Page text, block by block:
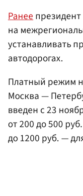
Ранее
на
устанавливать
автодорогах.
Платный режим
Москва —
введен с 23
от 200 до 500
до 1200 руб. —